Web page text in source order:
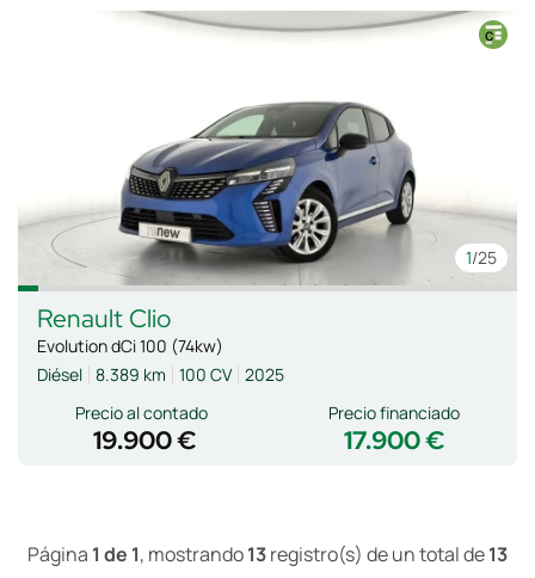
1/25
Renault Clio
Evolution dCi 100 (74kw)
Diésel 8.389 km 100 CV 2025
Precio al contado
19.900 € 17.900 €
Precio financiado
Página 1 de 1, mostrando13registro(s) de un total de13